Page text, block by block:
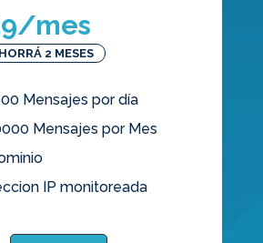
/mes
2 MESES
Mensajes por día
Mensajes por Mes
IP monitoreada